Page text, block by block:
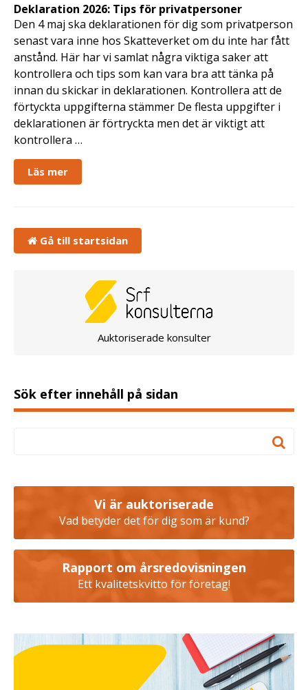
Deklaration 2026: Tips för privatpersoner
Den 4 maj ska deklarationen för dig som privatperson
senast vara inne hos Skatteverket om du inte har fått
anstånd. Här har vi samlat några viktiga saker att
kontrollera och tips som kan vara bra att tänka på
innan du skickar in deklarationen. Kontrollera att de
förtyckta uppgifterna stämmer De flesta uppgifter i
deklarationen är förtryckta men det är viktigt att
kontrollera …
Läs mer
Gå till startsidan
Auktoriserade konsulter
Sök efter innehåll på sidan
Vi är auktoriserade
Vad betyder det för dig som är kund?
Rapport om årsredovisningen
Ett kvalitetskvitto för företag!